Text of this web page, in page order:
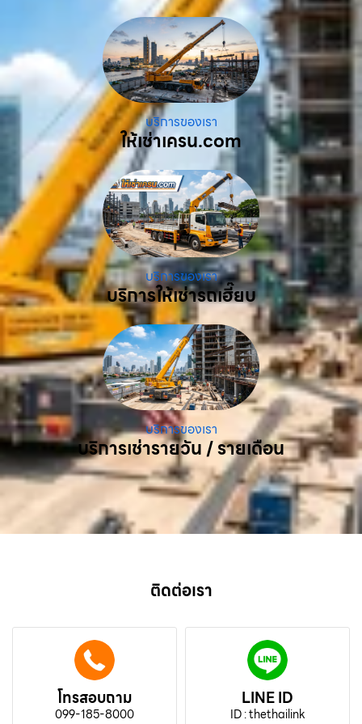
บริการของเรา
ให้เช่าเครน.com
บริการของเรา
บริการให้เช่ารถเฮี๊ยบ
บริการของเรา
บริการเช่ารายวัน / รายเดือน
ติดต่อเรา
โทรสอบถาม
099-185-8000
LINE ID
ID : thethailink